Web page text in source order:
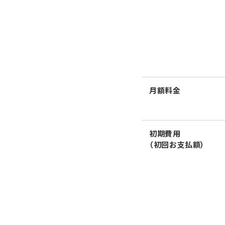
月額料金
初期費用
（初回お支払額）